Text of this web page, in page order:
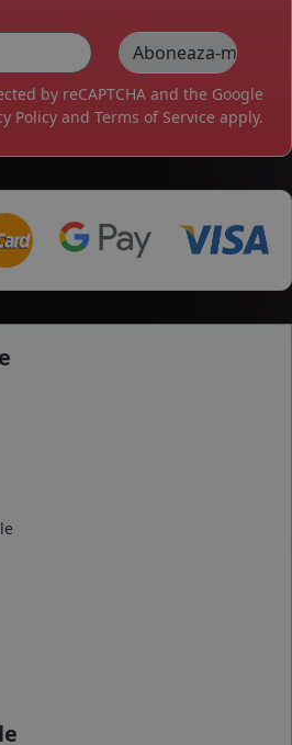
by reCAPTCHA and the Google
Policy and Terms of Service apply.